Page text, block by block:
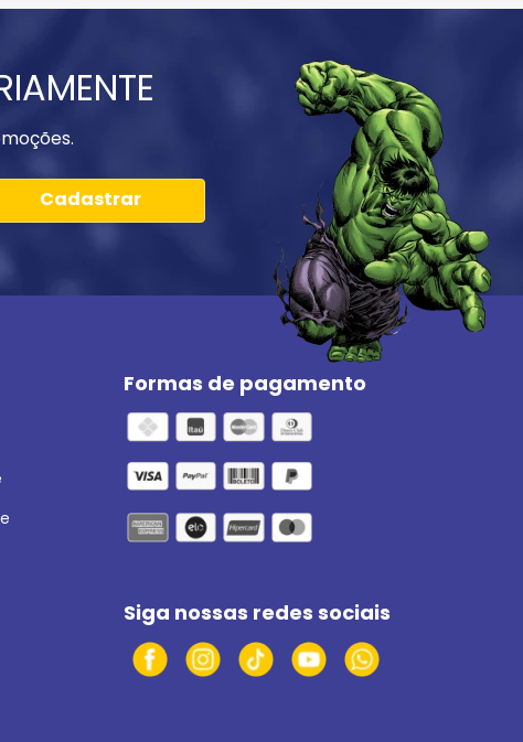
Cadastrar
Formas de pagamento
Siga nossas redes sociais